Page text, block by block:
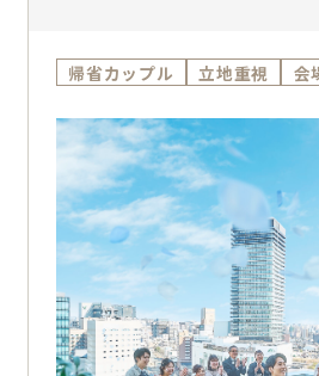
帰省カップル 立地重視 会